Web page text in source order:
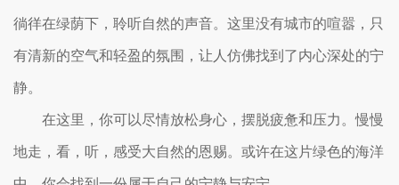
徜徉在绿荫下，聆听自然的声音。这里没有城市的喧嚣，只
有清新的空气和轻盈的氛围，让人仿佛找到了内心深处的宁
静。
在这里，你可以尽情放松身心，摆脱疲惫和压力。慢慢
地走，看，听，感受大自然的恩赐。或许在这片绿色的海洋